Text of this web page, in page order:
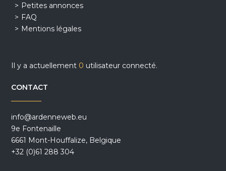
Petites annonces
FAQ
Mentions légales
Il y a actuellement 0 utilisateur connecté.
CONTACT
info@ardenneweb.eu
9e Fontenaille
6661 Mont-Houffalize, Belgique
+32 (0)61 288 304